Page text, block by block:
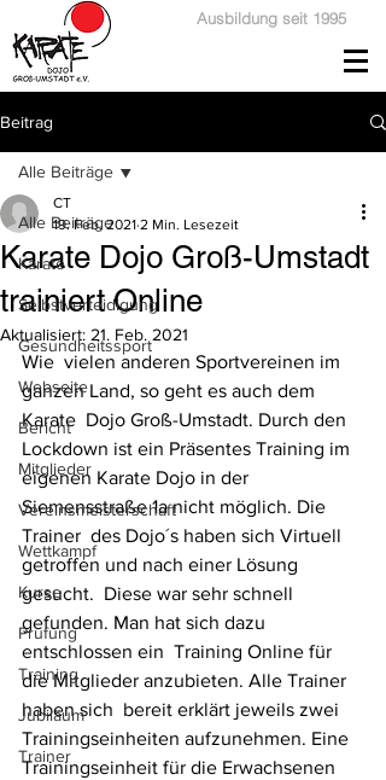
Ausbildung seit 1995
Beitrag
Alle Beiträge
Karate
Selbstverteidigung
Gesundheitssport
Webseite
Bericht
Mitglieder
Vereinsmeisterschaft
Wettkampf
Kurse
Prüfung
Training
Jubiläum
Trainer
Alle Beiträge
Karate Dojo Groß-Umstadt
trainiert Online
CT
19. Feb. 2021 2 Min. Lesezeit
Aktualisiert: 21. Feb. 2021
Wie  vielen anderen Sportvereinen im
ganzen Land, so geht es auch dem
Karate  Dojo Groß-Umstadt. Durch den
Lockdown ist ein Präsentes Training im
eigenen Karate Dojo in der
Siemensstraße 1a nicht möglich. Die
Trainer  des Dojo´s haben sich Virtuell
getroffen und nach einer Lösung
gesucht.  Diese war sehr schnell
gefunden. Man hat sich dazu
entschlossen ein  Training Online für
die Mitglieder anzubieten. Alle Trainer
haben sich  bereit erklärt jeweils zwei
Trainingseinheiten aufzunehmen. Eine
Trainingseinheit für die Erwachsenen